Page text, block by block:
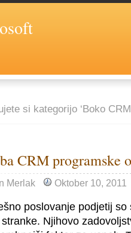
si kategorijo ‘Boko
CRM programske
Merlak Oktober 10, 2011
poslovanje podjetij
Njihovo